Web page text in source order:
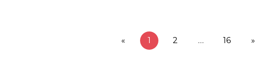
« 1 2 … 16 »